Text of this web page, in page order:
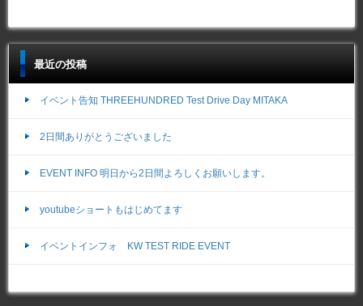
最近の投稿
イベント告知 THREEHUNDRED Test Drive Day MITAKA
2日間ありがとうございました
EVENT INFO 明日から2日間よろしくお願いします。
youtubeショートもはじめてます
イベントインフォ KW TEST RIDE EVENT